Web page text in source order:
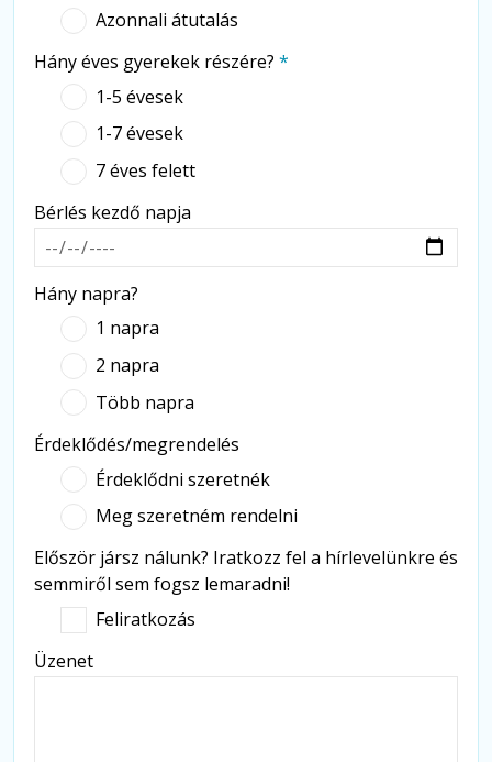
Azonnali átutalás
Hány éves gyerekek részére? *
1-5 évesek
1-7 évesek
7 éves felett
Bérlés kezdő napja
Hány napra?
1 napra
2 napra
Több napra
Érdeklődés/megrendelés
Érdeklődni szeretnék
Meg szeretném rendelni
Először jársz nálunk? Iratkozz fel a hírlevelünkre és
semmiről sem fogsz lemaradni!
Feliratkozás
Üzenet